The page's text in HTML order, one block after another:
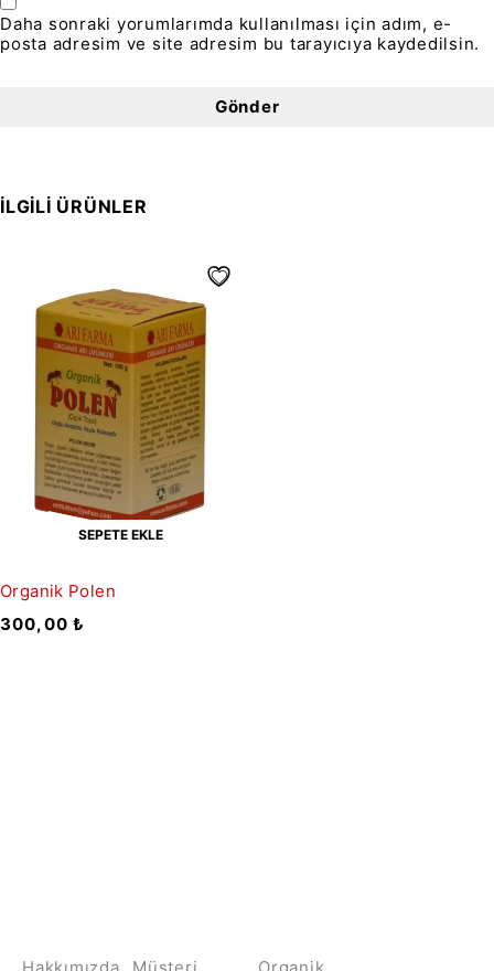
Daha sonraki yorumlarımda kullanılması için adım, e-
posta adresim ve site adresim bu tarayıcıya kaydedilsin.
İLGILI ÜRÜNLER
SEPETE EKLE
Organik Polen
300,00 ₺